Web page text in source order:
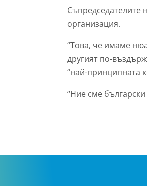
Съпредседателите
организация.
“Това, че имаме
другият по-
“най-принципната
“Ние сме